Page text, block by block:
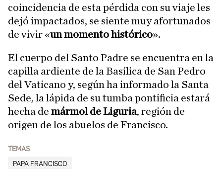
coincidencia de esta pérdida con su viaje les
dejó impactados, se siente muy afortunados
de vivir «un momento histórico».
El cuerpo del Santo Padre se encuentra en la
capilla ardiente de la Basílica de San Pedro
del Vaticano y, según ha informado la Santa
Sede, la lápida de su tumba pontificia estará
hecha de mármol de Liguria, región de
origen de los abuelos de Francisco.
TEMAS
PAPA FRANCISCO